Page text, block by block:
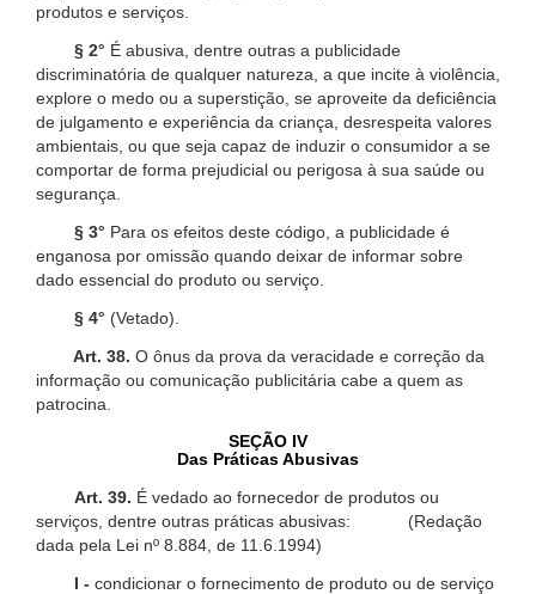
produtos e serviços.
§ 2° É abusiva, dentre outras a publicidade
discriminatória de qualquer natureza, a que incite à violência,
explore o medo ou a superstição, se aproveite da deficiência
de julgamento e experiência da criança, desrespeita valores
ambientais, ou que seja capaz de induzir o consumidor a se
comportar de forma prejudicial ou perigosa à sua saúde ou
segurança.
§ 3° Para os efeitos deste código, a publicidade é
enganosa por omissão quando deixar de informar sobre
dado essencial do produto ou serviço.
§ 4° (Vetado).
Art. 38. O ônus da prova da veracidade e correção da
informação ou comunicação publicitária cabe a quem as
patrocina.
SEÇÃO IV
Das Práticas Abusivas
Art. 39. É vedado ao fornecedor de produtos ou
serviços, dentre outras práticas abusivas: (Redação
dada pela Lei nº 8.884, de 11.6.1994)
I - condicionar o fornecimento de produto ou de serviço